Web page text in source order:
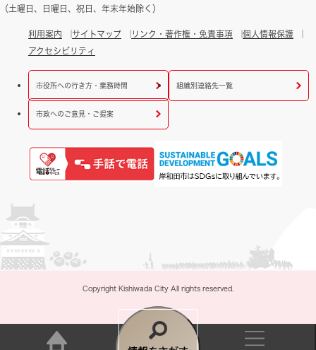
（土曜日、日曜日、祝日、年末年始除く）
利用案内 サイトマップ リンク・著作権・免責事項
個人情報保護
アクセシビリティ
市役所への行き方・業務時間 組織別連絡先一覧
市政へのご意見・ご提案
Copyright Kishiwada City All rights reserved.